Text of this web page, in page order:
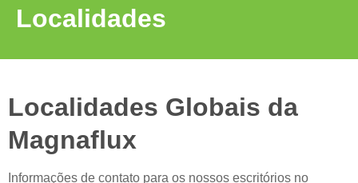
Localidades
Localidades Globais da
Magnaflux
Informações de contato para os nossos escritórios no